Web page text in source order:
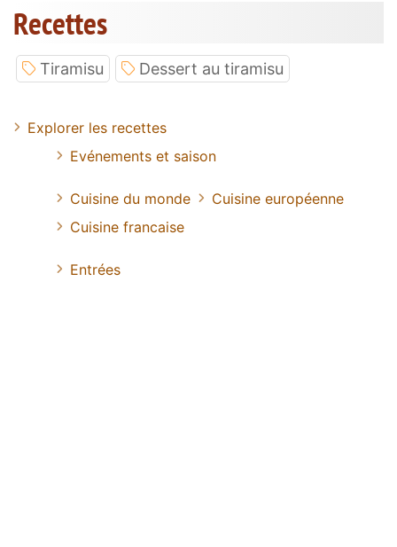
Recettes
Tiramisu Dessert au tiramisu
Explorer les recettes
Evénements et saison
Cuisine du monde
Cuisine européenne
Cuisine francaise
Entrées